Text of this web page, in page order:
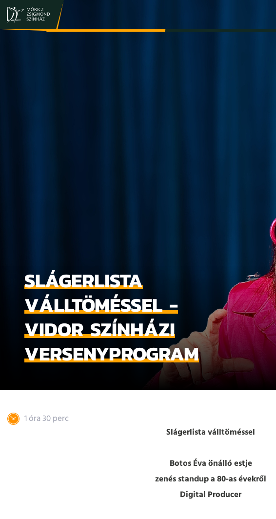
SLÁGERLISTA
VÁLLTÖMÉSSEL -
VIDOR SZÍNHÁZI
VERSENYPROGRAM
1 óra 30 perc
Slágerlista válltöméssel
Botos Éva önálló estje
zenés standup a 80-as évekről
Digital Producer